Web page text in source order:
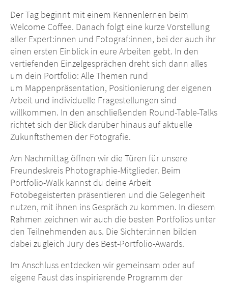
Der Tag beginnt mit einem Kennenlernen beim
Welcome Coffee. Danach folgt eine kurze Vorstellung
aller Expert:innen und Fotograf:innen, bei der auch ihr
einen ersten Einblick in eure Arbeiten gebt. In den
vertiefenden Einzelgesprächen dreht sich dann alles
um dein Portfolio: Alle Themen rund
um Mappenpräsentation, Positionierung der eigenen
Arbeit und individuelle Fragestellungen sind
willkommen. In den anschließenden Round-Table-Talks
richtet sich der Blick darüber hinaus auf aktuelle
Zukunftsthemen der Fotografie.
Am Nachmittag öffnen wir die Türen für unsere
Freundeskreis Photographie-Mitglieder. Beim
Portfolio-Walk kannst du deine Arbeit
Fotobegeisterten präsentieren und die Gelegenheit
nutzen, mit ihnen ins Gespräch zu kommen. In diesem
Rahmen zeichnen wir auch die besten Portfolios unter
den Teilnehmenden aus. Die Sichter:innen bilden
dabei zugleich Jury des Best-Portfolio-Awards.
Im Anschluss entdecken wir gemeinsam oder auf
eigene Faust das inspirierende Programm der